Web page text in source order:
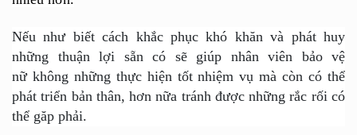
Nếu như biết cách khắc phục khó khăn và phát huy
những thuận lợi sẵn có sẽ giúp nhân viên bảo vệ
nữkhông những thực hiện tốt nhiệm vụ mà còn có thể
phát triển bản thân, hơn nữa tránh được những rắc rối có
thể găp phải.